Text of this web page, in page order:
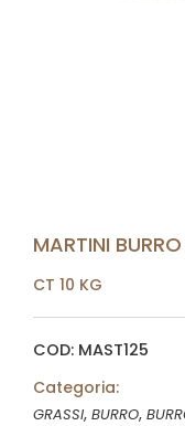
MARTINI
CT 10 KG
COD: MAST125
Categoria:
GRASSI, BURRO,